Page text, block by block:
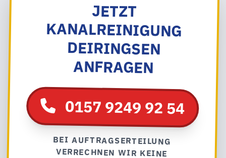
JETZT
KANALREINIGUNG
DEIRINGSEN
ANFRAGEN
0157 9249 92 54
BEI AUFTRAGSERTEILUNG
VERRECHNEN WIR KEINE